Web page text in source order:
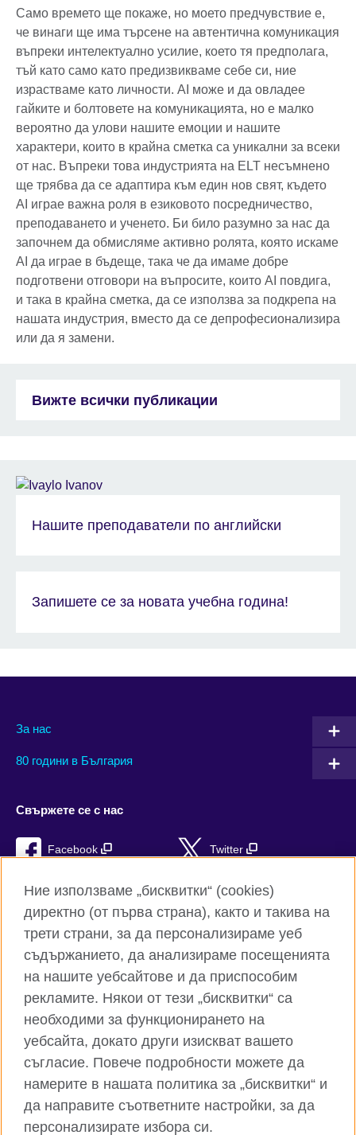
Само времето ще покаже, но моето предчувствие е,
че винаги ще има търсене на автентична комуникация
въпреки интелектуално усилие, което тя предполага,
тъй като само като предизвикваме себе си, ние
израстваме като личности. AI може и да овладее
гайките и болтовете на комуникацията, но е малко
вероятно да улови нашите емоции и нашите
характери, които в крайна сметка са уникални за всеки
от нас. Въпреки това индустрията на ELT несъмнено
ще трябва да се адаптира към един нов свят, където
AI играе важна роля в езиковото посредничество,
преподаването и ученето. Би било разумно за нас да
започнем да обмисляме активно ролята, която искаме
AI да играе в бъдеще, така че да имаме добре
подготвени отговори на въпросите, които AI повдига,
и така в крайна сметка, да се използва за подкрепа на
нашата индустрия, вместо да се депрофесионализира
или да я замени.
Вижте всички публикации
Нашите преподаватели по английски
Запишете се за новата учебна година!
За нас
80 години в България
Свържете се с нас
Facebook Twitter
YouTube
TikTok RSS
Глобален уебсайт на Британски съвет
Поверителност и условия за ползване
Бисквитки
Карта на сайта
© 2026 British Council
Британски съвет е международната организация на
Ние използваме „бисквитки“ (cookies)
директно (от първа страна), както и такива на
трети страни, за да персонализираме уеб
съдържанието, да анализираме посещенията
на нашите уебсайтове и да приспособим
рекламите. Някои от тези „бисквитки“ са
необходими за функционирането на
уебсайта, докато други изискват вашето
съгласие. Повече подробности можете да
намерите в нашата политика за „бисквитки“ и
да направите съответните настройки, за да
персонализирате избора си.